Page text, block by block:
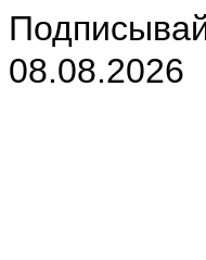
08.08.2026